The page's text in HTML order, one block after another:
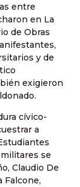
entre
en La
de Obras
y de
exigieron
cívico-
a
se
Claudio De
Falcone,